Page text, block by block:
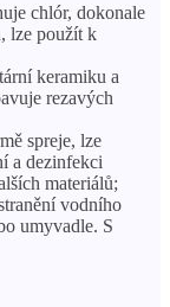
chlór, dokonale
lze použít k
keramiku a
rezavých
spreje, lze
a dezinfekci
materiálů;
vodního
umyvadle. S